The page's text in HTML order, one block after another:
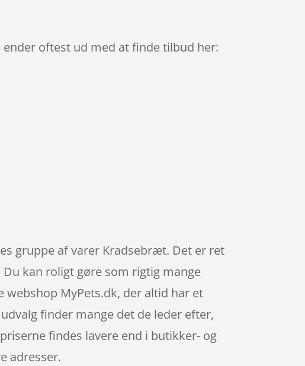
oftest ud med at finde tilbud her:
gruppe af varer Kradsebræt. Det er ret
kan roligt gøre som rigtig mange
MyPets.dk, der altid har et
finder mange det de leder efter,
findes lavere end i butikker- og
adresser.